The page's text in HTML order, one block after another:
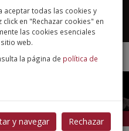
简体中文
aceptar todas las cookies y
en "Rechazar cookies" en
las cookies esenciales
web.
la página de política de
y navegar
Rechazar